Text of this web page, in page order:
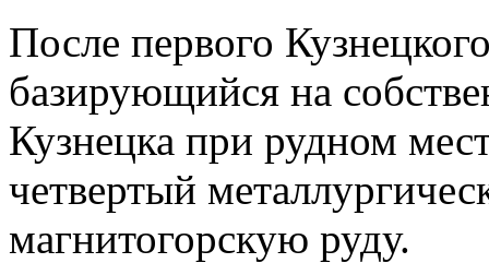
После первого
базирующийся на
Кузнецка при рудном
четвертый
магнитогорскую руду.